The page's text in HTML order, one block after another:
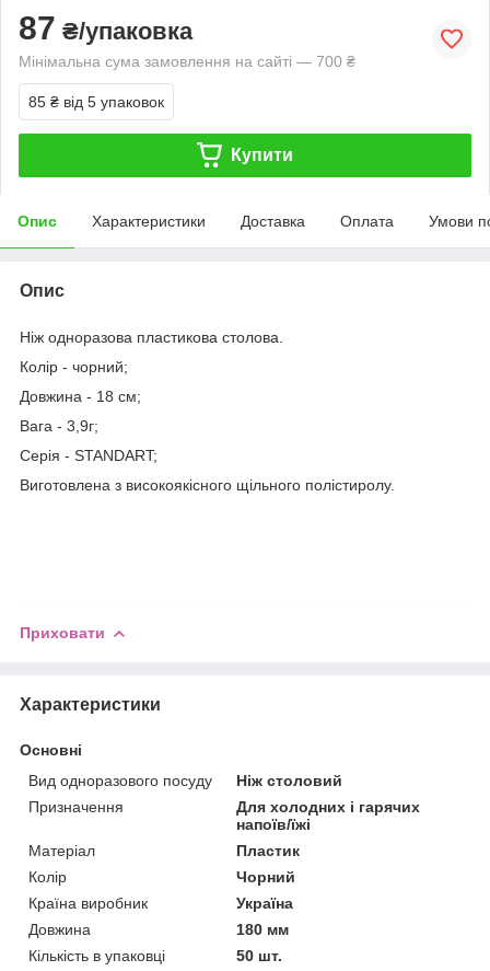
87 ₴/упаковка
Мінімальна сума замовлення на сайті — 700 ₴
85 ₴ від 5 упаковок
Купити
Опис Характеристики Доставка Оплата Умови
Опис
Ніж одноразова пластикова столова.
Колір - чорний;
Довжина - 18 см;
Вага - 3,9г;
Серія - STANDART;
Виготовлена з високоякісного щільного полістиролу.
Приховати
Характеристики
Основні
Вид одноразового посуду
Ніж столовий
Призначення
Для холодних і гарячих
напоїв/їжі
Матеріал
Пластик
Колір
Чорний
Країна виробник
Україна
Довжина
180 мм
Кількість в упаковці
50 шт.